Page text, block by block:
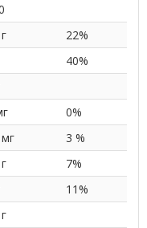
22%
40%
0%
3 %
7%
11%